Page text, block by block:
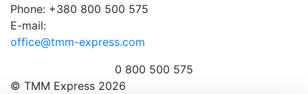
Phone: +380 800 500 575
E-mail:
office@tmm-express.com
0 800 500 575
© ТММ Express 2026